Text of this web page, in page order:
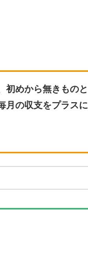
初めから無きものと
月の収支をプラスに